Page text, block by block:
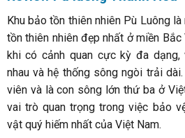
Khu bảo tồn thiên nhiên Pù Luông
tồn thiên nhiên đẹp nhất ở miền
khi có cảnh quan cực kỳ đa
nhau và hệ thống sông ngòi trải
viên và là con sông lớn thứ ba ở
vai trò quan trọng trong việc bảo
vật quý hiếm nhất của Việt Nam.